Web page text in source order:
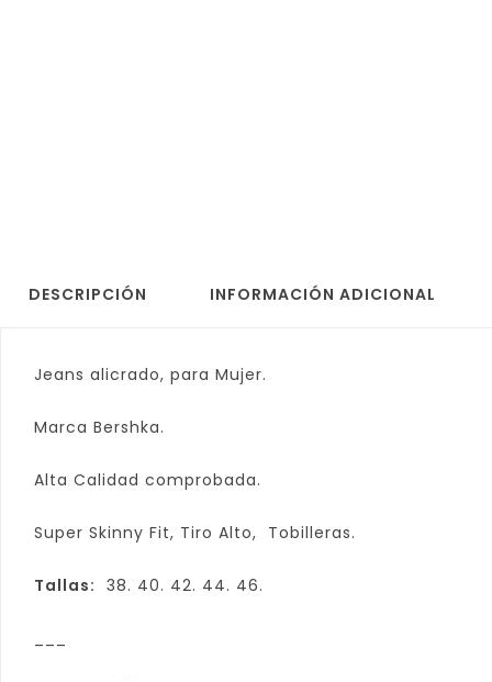
DESCRIPCIÓN INFORMACIÓN ADICIONAL
Jeans alicrado, para Mujer.
Marca Bershka.
Alta Calidad comprobada.
Super Skinny Fit, Tiro Alto, Tobilleras.
Tallas: 38. 40. 42. 44. 46.